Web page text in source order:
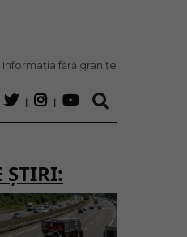
Informația fără granițe
ȘTIRI: